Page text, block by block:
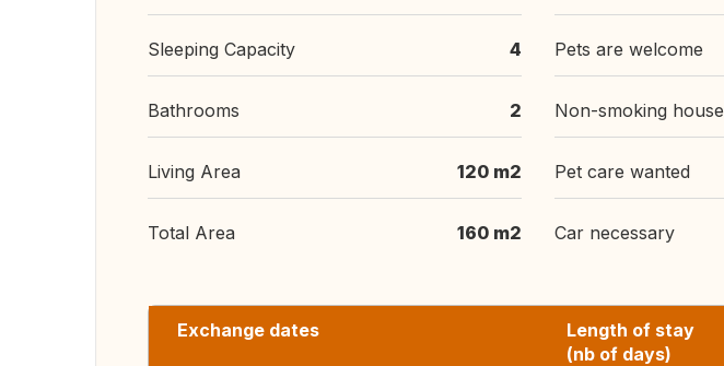
Sleeping Capacity 4
Bathrooms 2
Living Area 120 m2
Total Area 160 m2
Pets are welcome
Non-smoking house
Pet care wanted
Car necessary
Exchange dates
Length of stay
(nb of days)